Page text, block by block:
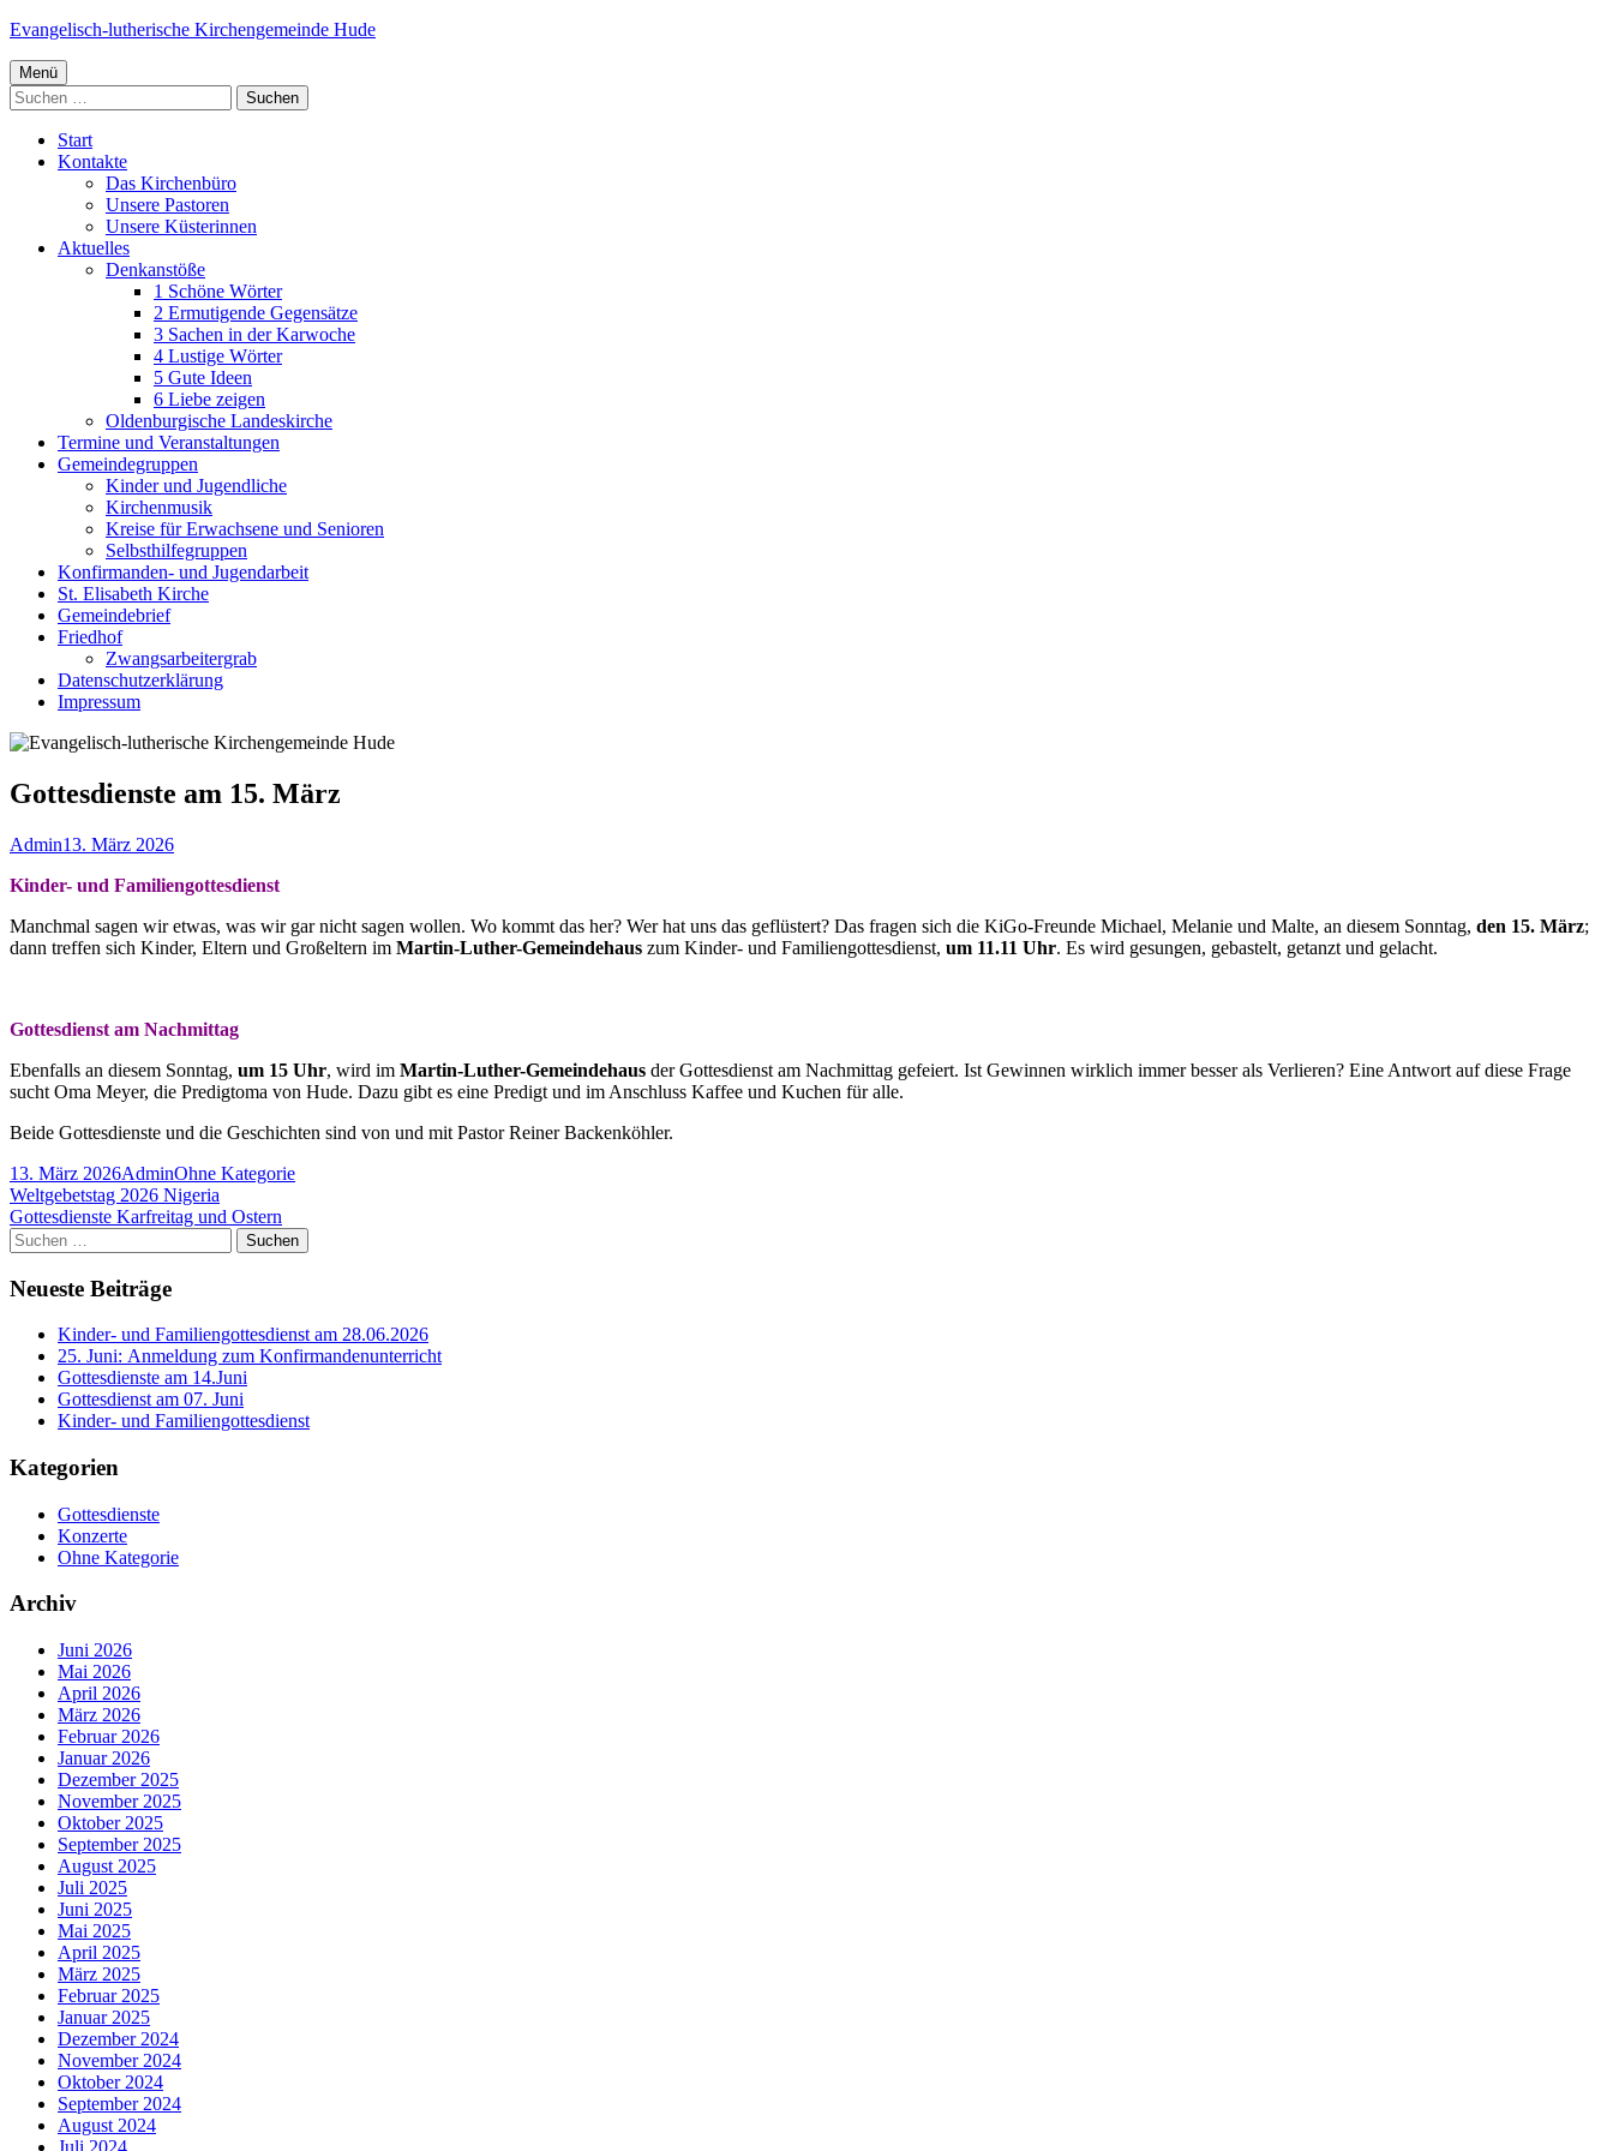
Springe
Inhalt
Evangelisch-lutherische Kirchengemeinde Hude
Primäres
Menü
Menü
Suchen
nach:
Start
Kontakte
Das Kirchenbüro
Unsere Pastoren
Unsere Küsterinnen
Aktuelles
Denkanstöße
1 Schöne Wörter
2 Ermutigende Gegensätze
3 Sachen in der Karwoche
4 Lustige Wörter
5 Gute Ideen
6 Liebe zeigen
Oldenburgische Landeskirche
Termine und Veranstaltungen
Gemeindegruppen
Kinder und Jugendliche
Kirchenmusik
Kreise für Erwachsene und Senioren
Selbsthilfegruppen
Konfirmanden- und Jugendarbeit
St. Elisabeth Kirche
Gemeindebrief
Friedhof
Zwangsarbeitergrab
Datenschutzerklärung
Impressum
Gottesdienste am 15. März
Autor
AdminVeröffentlicht
13. März 2026
Kinder- und Familiengottesdienst
Manchmal sagen wir etwas, was wir gar nicht sagen wollen. Wo kommt das her? Wer hat uns das geflüstert? Das fragen sich die KiGo-Freunde Michael, Melanie und Malte, an diesem Sonntag, den 15. März;
dann treffen sich Kinder, Eltern und Großeltern im Martin-Luther-Gemeindehaus zum Kinder- und Familiengottesdienst, um 11.11 Uhr. Es wird gesungen, gebastelt, getanzt und gelacht.
Gottesdienst am Nachmittag
Ebenfalls an diesem Sonntag, um 15 Uhr, wird im Martin-Luther-Gemeindehaus der Gottesdienst am Nachmittag gefeiert. Ist Gewinnen wirklich immer besser als Verlieren? Eine Antwort auf diese Frage
sucht Oma Meyer, die Predigtoma von Hude. Dazu gibt es eine Predigt und im Anschluss Kaffee und Kuchen für alle.
Beide Gottesdienste und die Geschichten sind von und mit Pastor Reiner Backenköhler.
Veröffentlicht
am
13. März 2026Autor
AdminKategorien
Ohne Kategorie
Beitragsnavigation
Vorheriger
Beitrag:
Weltgebetstag 2026 Nigeria
Nächster
Beitrag
Gottesdienste Karfreitag und Ostern
Haupt-
Seitenleiste
Suchen
nach:
Neueste Beiträge
Kinder- und Familiengottesdienst am 28.06.2026
25. Juni: Anmeldung zum Konfirmandenunterricht
Gottesdienste am 14.Juni
Gottesdienst am 07. Juni
Kinder- und Familiengottesdienst
Kategorien
Gottesdienste
Konzerte
Ohne Kategorie
Archiv
Juni 2026
Mai 2026
April 2026
März 2026
Februar 2026
Januar 2026
Dezember 2025
November 2025
Oktober 2025
September 2025
August 2025
Juli 2025
Juni 2025
Mai 2025
April 2025
März 2025
Februar 2025
Januar 2025
Dezember 2024
November 2024
Oktober 2024
September 2024
August 2024